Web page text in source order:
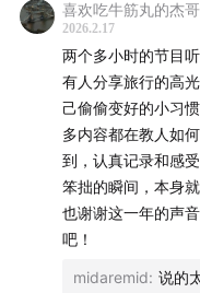
/ 本期内容：
2025年度最佳旅游
2025年度最佳餐厅
2025年度最佳休闲
2025年度最值得的
2025年度最值得的
2025年度电影或者
2025年度歌曲或者
2025年度新技能或
喜欢吃牛筋丸的杰哥
2026.2.17
两个多小时的节目
有人分享旅行的高
己偷偷变好的小习
多内容都在教人如
到，认真记录和感
笨拙的瞬间，本身
也谢谢这一年的声
吧！
midaremid: 说的